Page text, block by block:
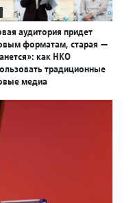
аудитория придет
форматам, старая —
как НКО
традиционные
медиа